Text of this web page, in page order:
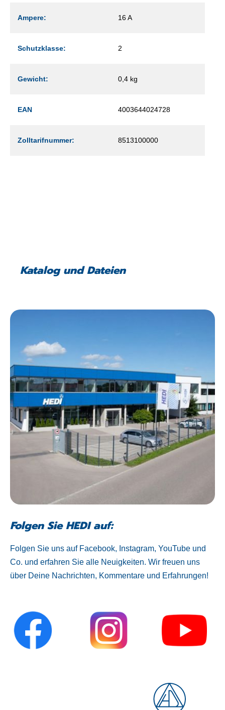
Ampere: 16 A
Schutzklasse: 2
Gewicht: 0,4 kg
EAN 4003644024728
Zolltarifnummer: 8513100000
Katalog und Dateien
Folgen Sie HEDI auf:
Folgen Sie uns auf Facebook, Instagram, YouTube und
Co. und erfahren Sie alle Neuigkeiten. Wir freuen uns
über Deine Nachrichten, Kommentare und Erfahrungen!